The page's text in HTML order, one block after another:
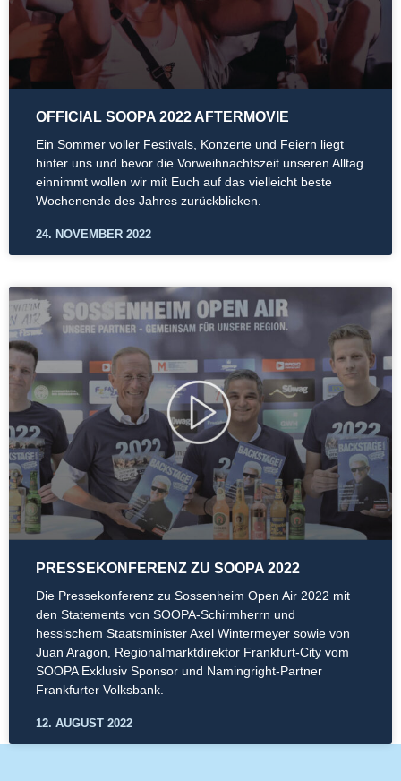
OFFICIAL SOOPA 2022 AFTERMOVIE
Ein Sommer voller Festivals, Konzerte und Feiern liegt
hinter uns und bevor die Vorweihnachtszeit unseren Alltag
einnimmt wollen wir mit Euch auf das vielleicht beste
Wochenende des Jahres zurückblicken.
24. NOVEMBER 2022
PRESSEKONFERENZ ZU SOOPA 2022
Die Pressekonferenz zu Sossenheim Open Air 2022 mit
den Statements von SOOPA-Schirmherrn und
hessischem Staatsminister Axel Wintermeyer sowie von
Juan Aragon, Regionalmarktdirektor Frankfurt-City vom
SOOPA Exklusiv Sponsor und Namingright-Partner
Frankfurter Volksbank.
12. AUGUST 2022